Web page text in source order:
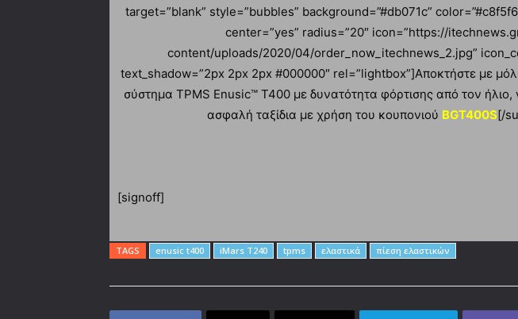
target=”blank” style=”bubbles” background=”#db071c”
center=”yes” radius=”20″ icon=”https://
content/uploads/2020/04/order_now_itechnews_2.jpg”
text_shadow=”2px 2px 2px #000000″ rel=”lightbox”]Αποκτήστε με
σύστημα TPMS Enusic™ T400 με δυνατότητα φόρτισης από τον ήλιο,
ασφαλή ταξίδια με χρήση του κουπονιού BGT400S[/
[signoff]
TAGS enusic t400 iMars T240 tpms ελαστικά πίεση ελαστικών